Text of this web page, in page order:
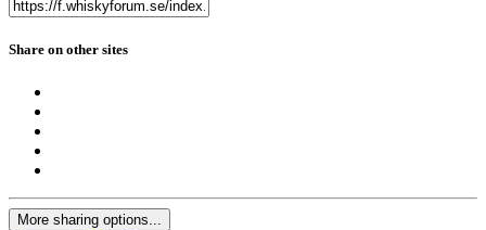
Share on other sites
More sharing options...